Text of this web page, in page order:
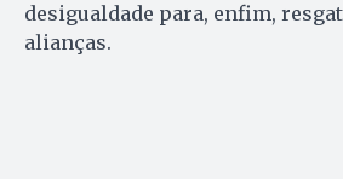
desigualdade para, enfim,
alianças.